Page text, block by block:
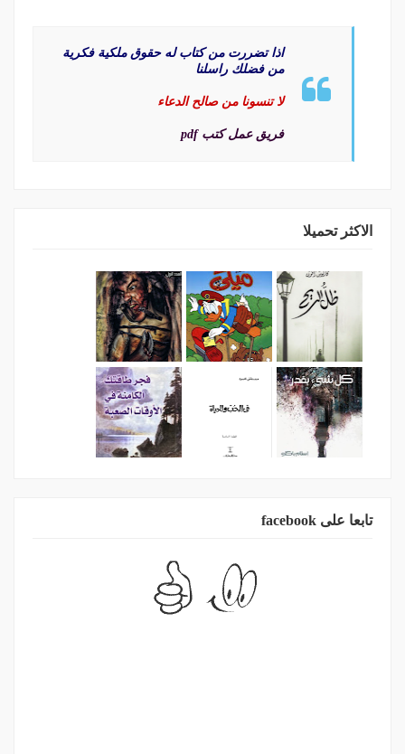
اذا تضررت من كتاب له حقوق ملكية فكرية
من فضلك راسلنا
لا تنسونا من صالح الدعاء
فريق عمل كتب pdf
الاكثر تحميلا
تابعا على facebook